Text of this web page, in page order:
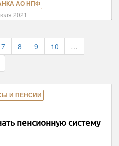
АО НПФ
2021
7 8 9 10
…
И ПЕНСИИ
пенсионную систему